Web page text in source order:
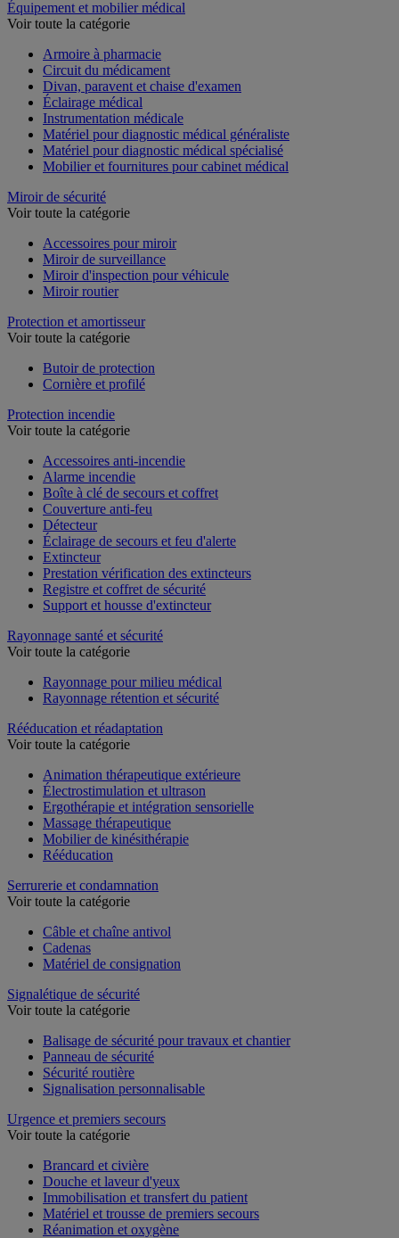
Équipement et mobilier médical
Voir toute la catégorie
Armoire à pharmacie
Circuit du médicament
Divan, paravent et chaise d'examen
Éclairage médical
Instrumentation médicale
Matériel pour diagnostic médical généraliste
Matériel pour diagnostic médical spécialisé
Mobilier et fournitures pour cabinet médical
Miroir de sécurité
Voir toute la catégorie
Accessoires pour miroir
Miroir de surveillance
Miroir d'inspection pour véhicule
Miroir routier
Protection et amortisseur
Voir toute la catégorie
Butoir de protection
Cornière et profilé
Protection incendie
Voir toute la catégorie
Accessoires anti-incendie
Alarme incendie
Boîte à clé de secours et coffret
Couverture anti-feu
Détecteur
Éclairage de secours et feu d'alerte
Extincteur
Prestation vérification des extincteurs
Registre et coffret de sécurité
Support et housse d'extincteur
Rayonnage santé et sécurité
Voir toute la catégorie
Rayonnage pour milieu médical
Rayonnage rétention et sécurité
Rééducation et réadaptation
Voir toute la catégorie
Animation thérapeutique extérieure
Électrostimulation et ultrason
Ergothérapie et intégration sensorielle
Massage thérapeutique
Mobilier de kinésithérapie
Rééducation
Serrurerie et condamnation
Voir toute la catégorie
Câble et chaîne antivol
Cadenas
Matériel de consignation
Signalétique de sécurité
Voir toute la catégorie
Balisage de sécurité pour travaux et chantier
Panneau de sécurité
Sécurité routière
Signalisation personnalisable
Urgence et premiers secours
Voir toute la catégorie
Brancard et civière
Douche et laveur d'yeux
Immobilisation et transfert du patient
Matériel et trousse de premiers secours
Réanimation et oxygène